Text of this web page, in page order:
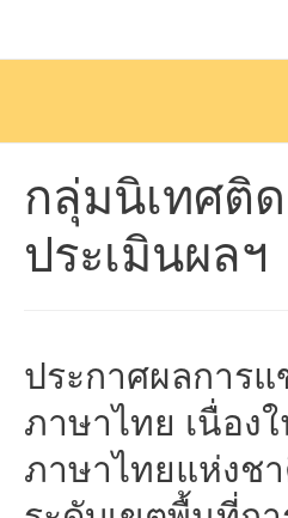
กลุ่มนิเทศติ
ประเมินผลฯ
ประกาศผลการ
ภาษาไทย เนื่อง
ภาษาไทยแห่งช